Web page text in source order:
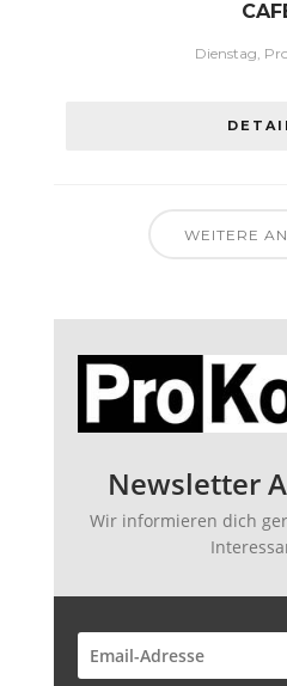
Dienstag,
WEITERE
Newsletter
Wir informieren dich